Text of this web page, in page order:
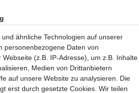
ähnliche Technologien auf unserer
personenbezogene Daten von
(z.B. IP-Adresse), um z.B. Inhalte
Medien von Drittanbietern
auf unsere Website zu analysieren. Die
erst durch gesetzte Cookies. Wir teilen